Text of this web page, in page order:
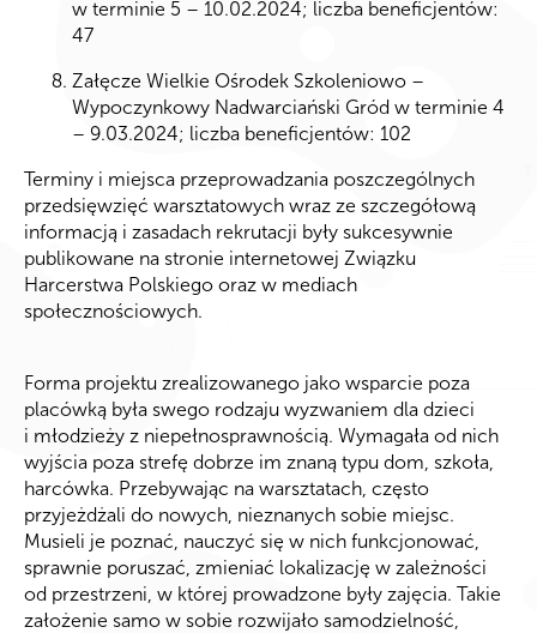
w terminie 5 – 10.02.2024; liczba beneficjentów:
47
Załęcze Wielkie Ośrodek Szkoleniowo –
Wypoczynkowy Nadwarciański Gród w terminie 4
– 9.03.2024; liczba beneficjentów: 102
Terminy i miejsca przeprowadzania poszczególnych
przedsięwzięć warsztatowych wraz ze szczegółową
informacją i zasadach rekrutacji były sukcesywnie
publikowane na stronie internetowej Związku
Harcerstwa Polskiego oraz w mediach
społecznościowych.
Forma projektu zrealizowanego jako wsparcie poza
placówką była swego rodzaju wyzwaniem dla dzieci
i młodzieży z niepełnosprawnością. Wymagała od nich
wyjścia poza strefę dobrze im znaną typu dom, szkoła,
harcówka. Przebywając na warsztatach, często
przyjeżdżali do nowych, nieznanych sobie miejsc.
Musieli je poznać, nauczyć się w nich funkcjonować,
sprawnie poruszać, zmieniać lokalizację w zależności
od przestrzeni, w której prowadzone były zajęcia. Takie
założenie samo w sobie rozwijało samodzielność,